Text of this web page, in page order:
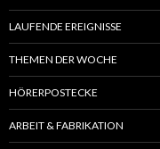
LAUFENDE EREIGNISSE
THEMEN DER WOCHE
HÖRERPOSTECKE
ARBEIT & FABRIKATION